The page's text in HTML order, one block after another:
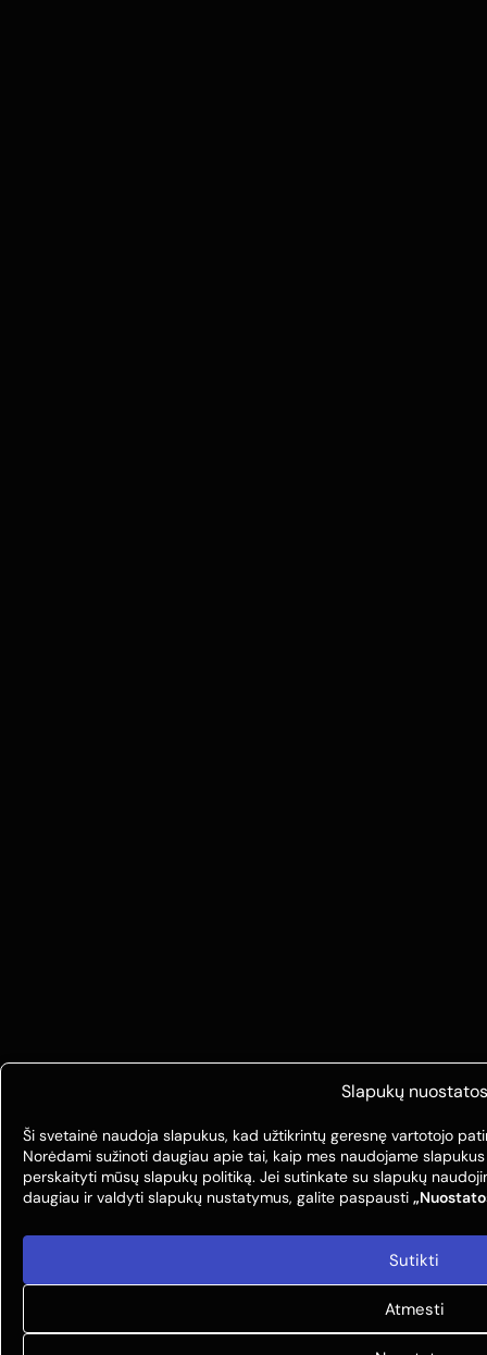
Slapukų nuostatos
Ši svetainė naudoja slapukus, kad užtikrintų geresnę vartotojo
Norėdami sužinoti daugiau apie tai, kaip mes naudojame
perskaityti mūsų slapukų politiką. Jei sutinkate su slapukų
daugiau ir valdyti slapukų nustatymus, galite paspausti
Sutikti
Atmesti